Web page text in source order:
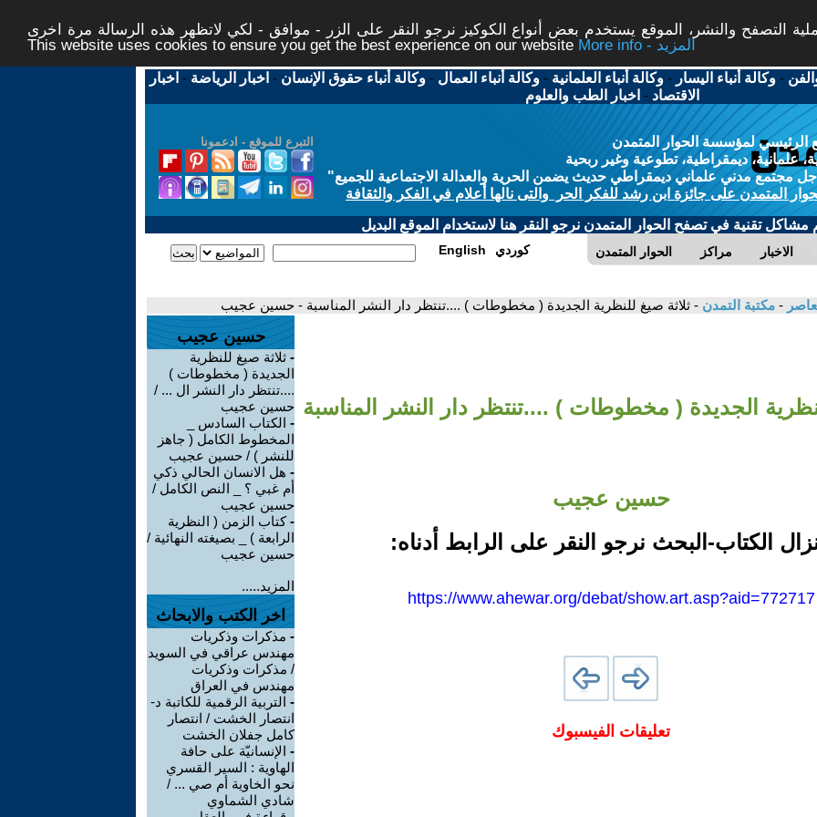
التصفح والنشر، الموقع يستخدم بعض أنواع الكوكيز نرجو النقر على الزر - موافق - لكي لاتظهر هذه الرسالة مرة اخرى -
This website uses cookies to ensure you get the best experience on our website
More info - المزيد
-وكالة أنباء اليسار -وكالة أنباء العلمانية -وكالة أنباء العمال -وكالة أنباء حقوق الإنسان - اخبار الرياضة - اخبار
الاقتصاد - اخبار الطب والعلوم
التبرع للموقع - ادعمونا
الرئيسي لمؤسسة الحوار المتمدن
علمانية، ديمقراطية، تطوعية وغير ربحية
مجتمع مدني علماني ديمقراطي حديث يضمن الحرية والعدالة الاجتماعية للجميع"
المتمدن على جائزة ابن رشد للفكر الحر والتى نالها أعلام في الفكر والثقافة
مشاكل تقنية في تصفح الحوار المتمدن نرجو النقر هنا لاستخدام الموقع البديل
الحوار المتمدن مراكز الاخبار English كوردي
- مكتبة التمدن - ثلاثة صيغ للنظرية الجديدة ( مخطوطات ) ....تنتظر دار النشر المناسبة - حسين عجيب
الجديدة ( مخطوطات ) ....تنتظر دار النشر المناسبة
حسين عجيب
الكتاب-البحث نرجو النقر على الرابط أدناه:
https://www.ahewar.org/debat/show.art.asp?aid=772717
تعليقات الفيسبوك
حسين عجيب
- ثلاثة صيغ للنظرية
الجديدة ( مخطوطات )
....تنتظر دار النشر ال ... /
حسين عجيب
- الكتاب السادس _
المخطوط الكامل ( جاهز
للنشر ) / حسين عجيب
- هل الانسان الحالي ذكي
أم غبي ؟ _ النص الكامل /
حسين عجيب
-كتاب الزمن ( النظرية
الرابعة ) _ بصيغته النهائية /
حسين عجيب
المزيد.....
اخر الكتب والابحاث
- مذكرات وذكريات
مهندس عراقي في السويد
/ مذكرات وذكريات
مهندس في العراق
- التربية الرقمية للكاتبة د-
انتصار الخشت / انتصار
كامل جفلان الخشت
- الإنسانيّة على حافة
الهاوية : السير القسري
نحو الخاوية أم صي ... /
شادي الشماوي